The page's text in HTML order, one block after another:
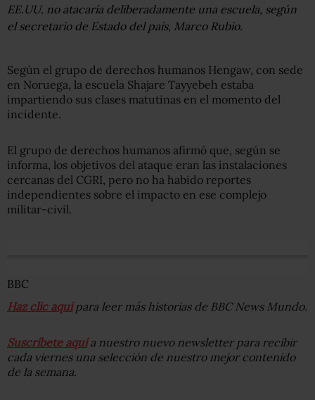
EE.UU. no atacaría deliberadamente una escuela, según
el secretario de Estado del país, Marco Rubio.
Según el grupo de derechos humanos Hengaw, con sede
en Noruega, la escuela Shajare Tayyebeh estaba
impartiendo sus clases matutinas en el momento del
incidente.
El grupo de derechos humanos afirmó que, según se
informa, los objetivos del ataque eran las instalaciones
cercanas del CGRI, pero no ha habido reportes
independientes sobre el impacto en ese complejo
militar-civil.
BBC
Haz clic aquípara leer más historias de BBC News Mundo.
Suscríbete aquía nuestro nuevo newsletter para recibir
cada viernes una selección de nuestro mejor contenido
de la semana.